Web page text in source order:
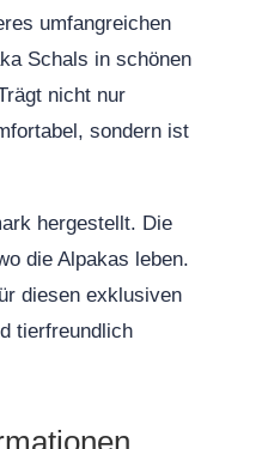
umfangreichen
Schals in schönen
nicht nur
sondern ist
hergestellt. Die
die Alpakas leben.
diesen exklusiven
tierfreundlich